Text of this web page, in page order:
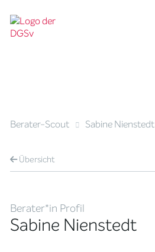
Berater-Scout Sabine Nienstedt
Übersicht
Berater*in Profil
Sabine Nienstedt